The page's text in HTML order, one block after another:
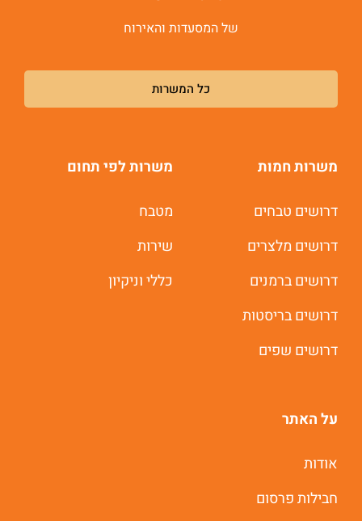
של המסעדות והאירוח
כל המשרות
משרות חמות
דרושים טבחים
דרושים מלצרים
דרושים ברמנים
דרושים בריסטות
דרושים שפים
משרות לפי תחום
מטבח
שירות
כללי וניקיון
על האתר
אודות
חבילות פרסום